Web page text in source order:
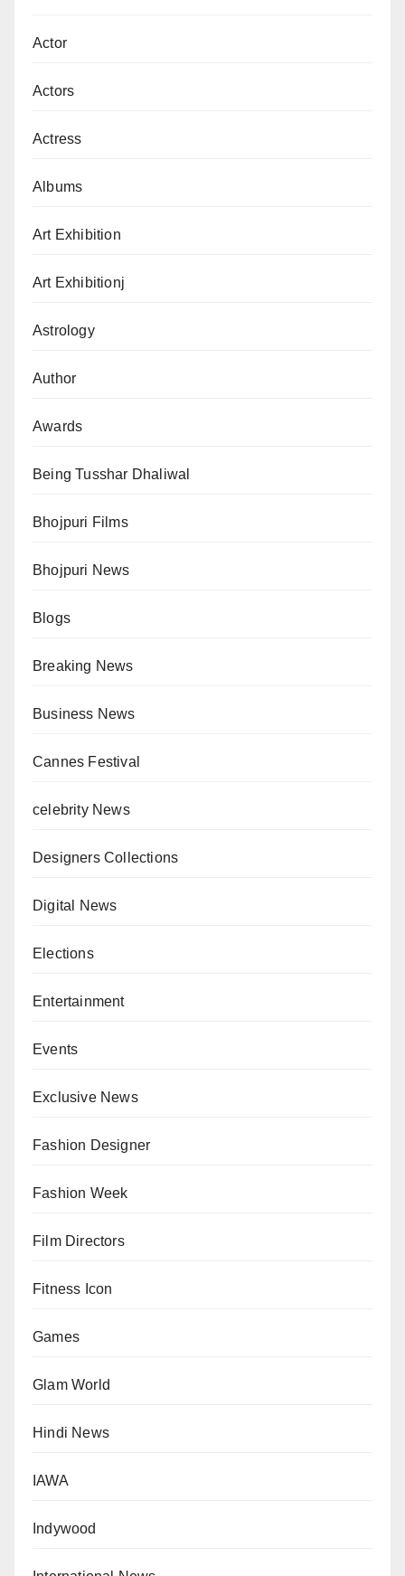
Actor
Actors
Actress
Albums
Art Exhibition
Art Exhibitionj
Astrology
Author
Awards
Being Tusshar Dhaliwal
Bhojpuri Films
Bhojpuri News
Blogs
Breaking News
Business News
Cannes Festival
celebrity News
Designers Collections
Digital News
Elections
Entertainment
Events
Exclusive News
Fashion Designer
Fashion Week
Film Directors
Fitness Icon
Games
Glam World
Hindi News
IAWA
Indywood